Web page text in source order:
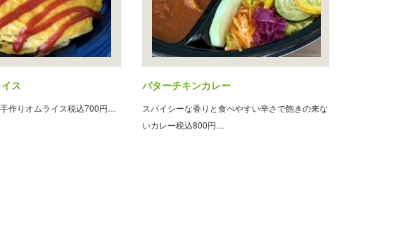
ス
作りオムライス税込700円…
バターチキンカレー
スパイシーな香りと食べやすい辛さで飽きの来な
いカレー税込800円…